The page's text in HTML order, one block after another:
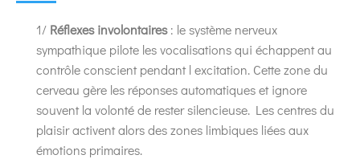
1/ Réflexes involontaires: le système nerveux
sympathique pilote les vocalisations qui échappent au
contrôle conscient pendant l excitation. Cette zone du
cerveau gère les réponses automatiques et ignore
souvent la volonté de rester silencieuse. Les centres du
plaisir activent alors des zones limbiques liées aux
émotions primaires.